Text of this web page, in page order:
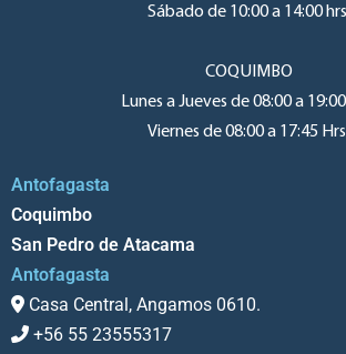
Sábado de 10:00 a 14:00
COQUIMBO
Lunes a Jueves de 08:00 a
Viernes de 08:00 a 17:45
Antofagasta
Coquimbo
San Pedro de Atacama
Antofagasta
Casa Central, Angamos 0610.
+56 55 23555317